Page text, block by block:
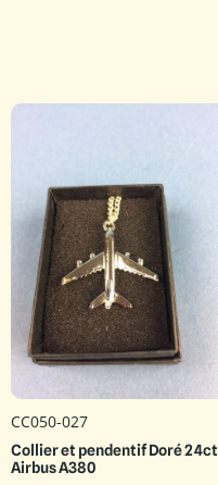
CC050-027
Collier et pendentif Doré 24ct
Airbus A380